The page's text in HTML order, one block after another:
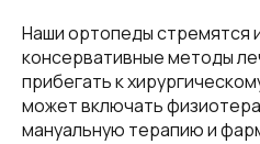
Наши ортопеды стремятся
консервативные методы
прибегать к
может включать
мануальную терапию и